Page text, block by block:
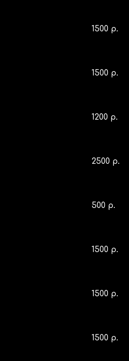
1500 р.
1500 р.
1200 р.
2500 р.
500 р.
1500 р.
1500 р.
1500 р.